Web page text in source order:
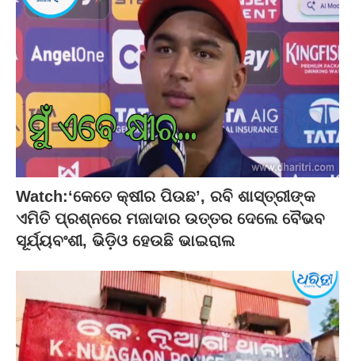
Watch:‘କେତେ କ୍ଷୀର ପିଉଛ’, ରବି ଶାସ୍ତ୍ରୀଙ୍କ
ଏମିତି ପ୍ରଶ୍ନରେ ମଜାଦାର ଉତ୍ତର ଦେଲେ ବୈଭବ
ସୂର୍ଯ୍ୟବଂଶୀ, ଭିଡ଼ିଓ ହେଉଛି ଭାଇରାଲ